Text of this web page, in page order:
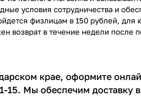
условия сотрудничества и
физлицам в 150 рублей, для
возврат в течение недели после
крае, оформите
15. Мы обеспечим доставку